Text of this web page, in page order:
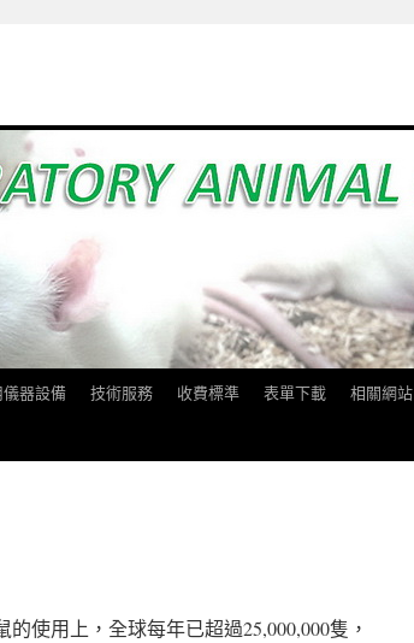
器設備 技術服務 收費標準 表單下載 相關網站
的使用上，全球每年已超過25,000,000隻，